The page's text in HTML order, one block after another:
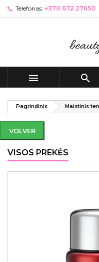
Telefonas: +370 672 27650
 
Pagrindinis Maistinis
VOLVER
VISOS PREKĖS